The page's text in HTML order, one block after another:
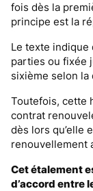
fois dès la
principe est la
Le texte indique
parties ou fixée
sixième selon la
Toutefois, cette
contrat
dès lors qu’elle
renouvellement
Cet étalement
d’accord entre